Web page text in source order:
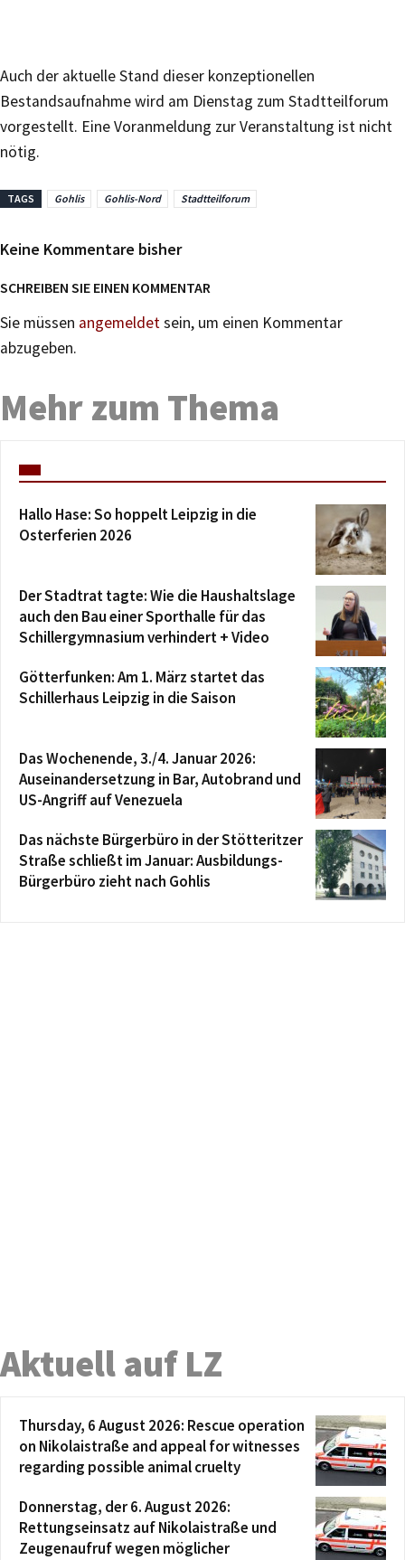
Auch der aktuelle Stand dieser konzeptionellen
Bestandsaufnahme wird am Dienstag zum Stadtteilforum
vorgestellt. Eine Voranmeldung zur Veranstaltung ist nicht
nötig.
TAGS Gohlis Gohlis-Nord Stadtteilforum
Keine Kommentare bisher
SCHREIBEN SIE EINEN KOMMENTAR
Sie müssen angemeldetsein, um einen Kommentar
abzugeben.
Mehr zum Thema
Hallo Hase: So hoppelt Leipzig in die
Osterferien 2026
Der Stadtrat tagte: Wie die Haushaltslage
auch den Bau einer Sporthalle für das
Schillergymnasium verhindert + Video
Götterfunken: Am 1. März startet das
Schillerhaus Leipzig in die Saison
Das Wochenende, 3./4. Januar 2026:
Auseinandersetzung in Bar, Autobrand und
US-Angriff auf Venezuela
Das nächste Bürgerbüro in der Stötteritzer
Straße schließt im Januar: Ausbildungs-
Bürgerbüro zieht nach Gohlis
Aktuell auf LZ
Thursday, 6 August 2026: Rescue operation
on Nikolaistraße and appeal for witnesses
regarding possible animal cruelty
Donnerstag, der 6. August 2026:
Rettungseinsatz auf Nikolaistraße und
Zeugenaufruf wegen möglicher